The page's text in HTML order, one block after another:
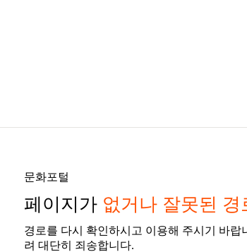
문화포털
페이지가 없거나 잘못된 경
경로를 다시 확인하시고 이용해 주시기 바랍
려 대단히 죄송합니다.